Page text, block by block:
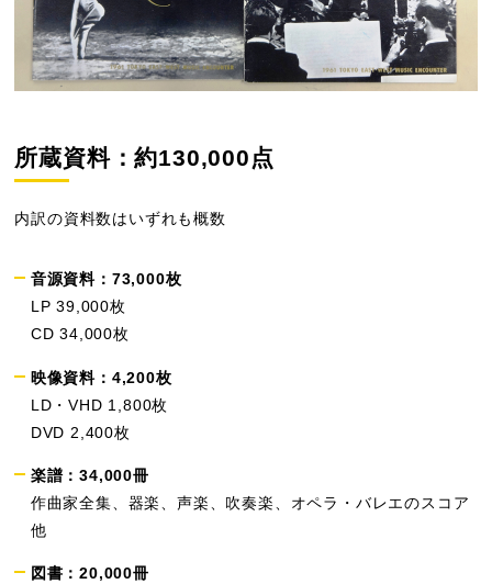
所蔵資料：約130,000点
内訳の資料数はいずれも概数
音源資料：73,000枚
LP 39,000枚
CD 34,000枚
映像資料：4,200枚
LD・VHD 1,800枚
DVD 2,400枚
楽譜：34,000冊
作曲家全集、器楽、声楽、吹奏楽、オペラ・バレエのスコア
他
図書：20,000冊